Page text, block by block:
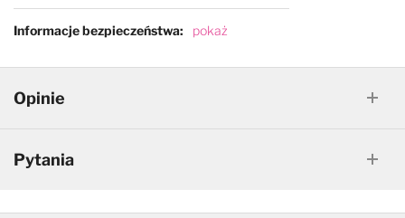
Informacje bezpieczeństwa pokaż
Opinie
Pytania